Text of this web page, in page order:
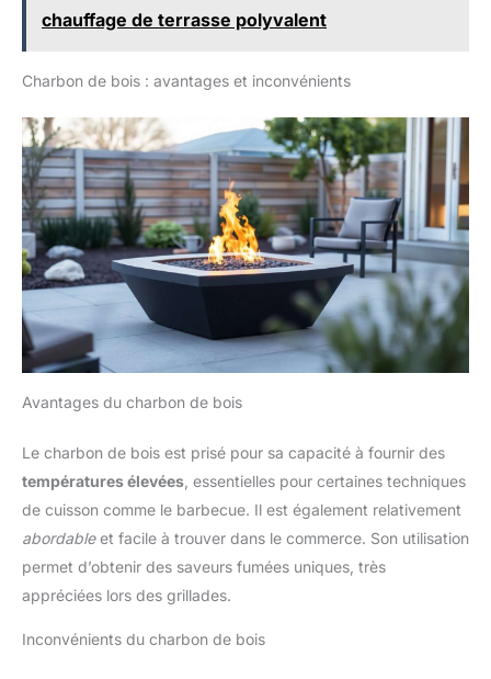
chauffage de terrasse polyvalent
Charbon de bois : avantages et inconvénients
Avantages du charbon de bois
Le charbon de bois est prisé pour sa capacité à fournir des
températures élevées , essentielles pour certaines techniques
de cuisson comme le barbecue. Il est également relativement
abordableet facile à trouver dans le commerce. Son utilisation
permet d’obtenir des saveurs fumées uniques, très
appréciées lors des grillades.
Inconvénients du charbon de bois